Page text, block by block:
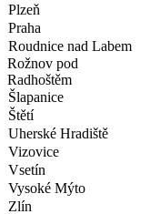
Plzeň
Praha
Roudnice nad Labem
Rožnov pod
Radhoštěm
Šlapanice
Štětí
Uherské Hradiště
Vizovice
Vsetín
Vysoké Mýto
Zlín